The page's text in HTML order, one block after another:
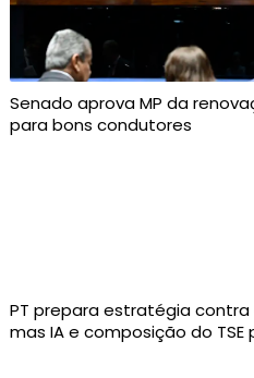
Senado aprova MP da
para bons condutores
PT prepara estratégia
mas IA e composição do